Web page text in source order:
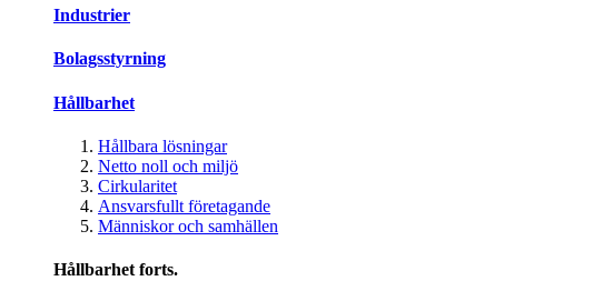
Industrier
Bolagsstyrning
Hållbarhet
Hållbara lösningar
Netto noll och miljö
Cirkularitet
Ansvarsfullt företagande
Människor och samhällen
Hållbarhet forts.